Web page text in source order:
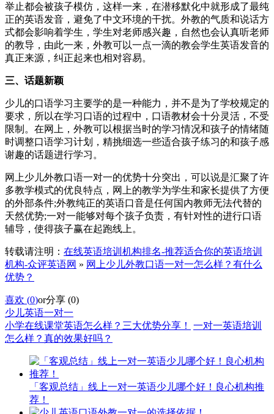
举止都会被孩子模仿，这样一来，在潜移默化中就形成了最纯
正的英语发音，避免了中文环境的干扰。外教的气质和说话方
式都会影响着学生，学生对老师感兴趣，自然也会认真听老师
的教导，由此一来，外教可以一点一滴的教会学生英语发音的
真正来源，纠正起来也相对容易。
三、话题新颖
少儿的口语学习主要学的是一种能力，并不是为了学校规定的
要求，所以在学习口语的过程中，口语教材会十分灵活，不受
限制。在网上，外教可以根据当时的学习情况和孩子的情绪随
时调整口语学习计划，精挑细选一些适合孩子练习的和孩子感
谢趣的话题进行学习。
网上少儿外教口语一对一的优势十分突出，可以说是汇聚了许
多教学模式的优良特点，网上的教学为学生和家长提供了方便
的外部条件;外教纯正的英语口音是任何国内教师无法代替的
天然优势;一对一能够对每个孩子负责，有针对性的进行口语
辅导，使得孩子赢在起跑线上。
转载请注明： 在线英语培训机构排名-推荐适合你的英语培训
机构-众评英语网 » 网上少儿外教口语一对一怎么样？有什么
优势？
喜欢 (0)or分享 (0)
少儿英语一对一
小学在线课堂英语怎么样？三大优势分享！
一对一英语培训
怎么样？真的效果好吗？
「客观总结」线上一对一英语少儿哪个好！良心机构推
荐！